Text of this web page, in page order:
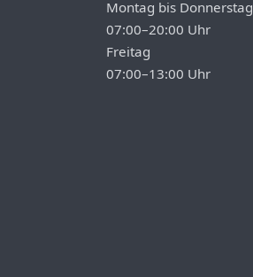
Montag bis Donnerstag
07:00–20:00 Uhr
Freitag
07:00–13:00 Uhr